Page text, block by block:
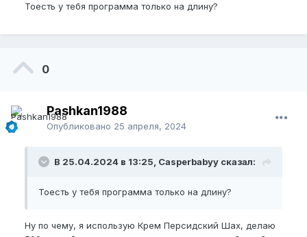
Тоесть у тебя программа только на длину?
0
Pashkan1988
Опубликовано 25 апреля, 2024
В 25.04.2024 в 13:25, Casperbabyy сказал:
Тоесть у тебя программа только на длину?
Ну по чему, я использую Крем Персидский Шах, делаю